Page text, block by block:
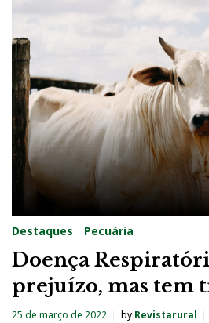
Destaques Pecuária
Doença
prejuízo, mas tem
25 de março de 2022 by Revistarural